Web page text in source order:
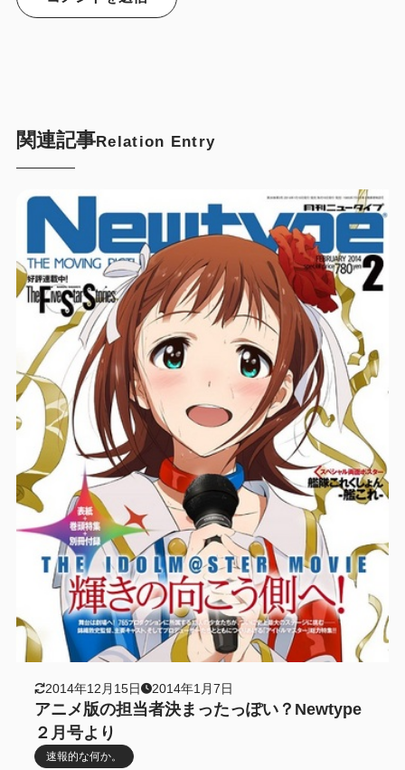
関連記事Relation Entry
2014年12月15日 2014年1月7日
アニメ版の担当者決まったっぽい？Newtype
２月号より
速報的な何か。